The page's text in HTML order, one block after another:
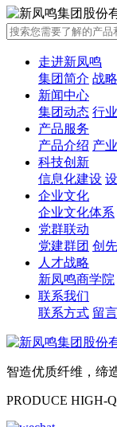
走进新凤鸣
集团简介 战
新闻中心
集团动态 行
产品服务
产品介绍 产
科技创新
信息化建设
企业文化
企业文化体系
党群联动
党建群团 创
人才战略
新凤鸣商学院
联系我们
联系方式 留
智造优质纤维，缔
PRODUCE HIGH-